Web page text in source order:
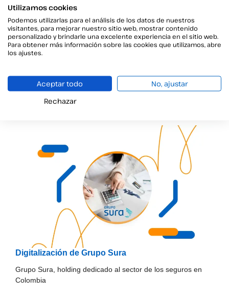
Casos de éxito en el sector financiero con Viafirma
Digitalización de Grupo Sura
Grupo Sura, holding dedicado al sector de los seguros en
Colombia
Utilizamos cookies
Podemos utilizarlas para el análisis de los datos de nuestros
visitantes, para mejorar nuestro sitio web, mostrar contenido
personalizado y brindarle una excelente experiencia en el sitio web.
Para obtener más información sobre las cookies que utilizamos, abre
los ajustes.
Aceptar todo
No, ajustar
Rechazar